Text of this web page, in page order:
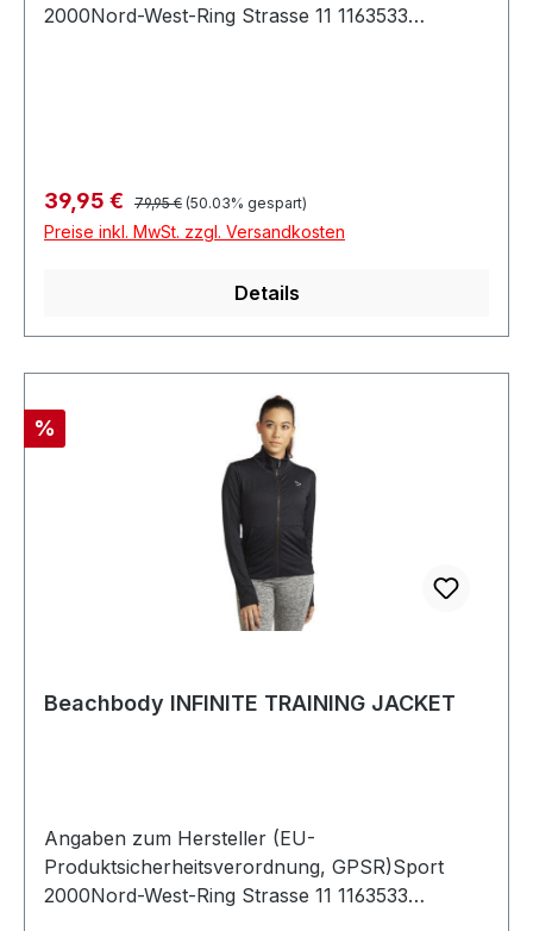
2000Nord-West-Ring Strasse 11 1163533
Verkaufspreis:
39,95 € Regulärer Preis:
79,95 € (50.03% gespart)
Preise inkl. MwSt. zzgl. Versandkosten
Details
Rabatt
%
Beachbody INFINITE TRAINING JACKET
Angaben zum Hersteller (EU-
Produktsicherheitsverordnung, GPSR)Sport
2000Nord-West-Ring Strasse 11 1163533